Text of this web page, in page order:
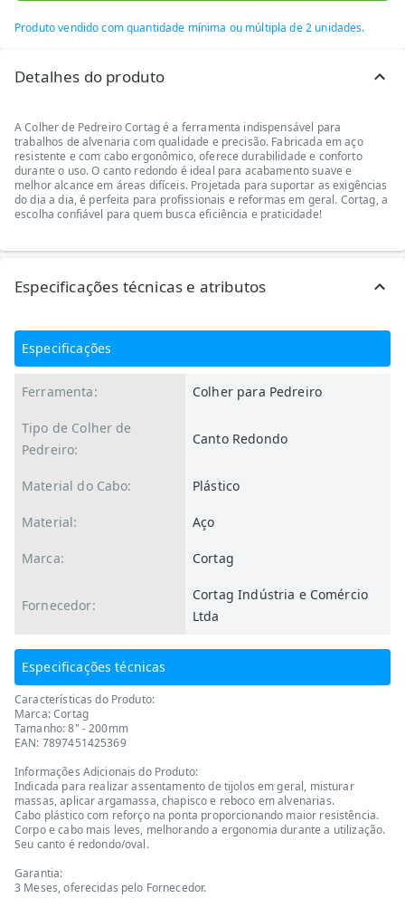
Produto vendido com quantidade mínima ou múltipla de 2 unidades.
Detalhes do produto
A Colher de Pedreiro Cortag é a ferramenta indispensável para
trabalhos de alvenaria com qualidade e precisão. Fabricada em aço
resistente e com cabo ergonômico, oferece durabilidade e conforto
durante o uso. O canto redondo é ideal para acabamento suave e
melhor alcance em áreas difíceis. Projetada para suportar as exigências
do dia a dia, é perfeita para profissionais e reformas em geral. Cortag, a
escolha confiável para quem busca eficiência e praticidade!
Especificações técnicas e atributos
Especificações
Ferramenta: Colher para Pedreiro
Tipo de Colher de
Pedreiro:
Canto Redondo
Material do Cabo: Plástico
Material: Aço
Marca: Cortag
Fornecedor:
Cortag Indústria e Comércio
Ltda
Especificações técnicas
Características do Produto:
Marca: Cortag
Tamanho: 8" - 200mm
EAN: 7897451425369
Informações Adicionais do Produto:
Indicada para realizar assentamento de tijolos em geral, misturar
massas, aplicar argamassa, chapisco e reboco em alvenarias.
Cabo plástico com reforço na ponta proporcionando maior resistência.
Corpo e cabo mais leves, melhorando a ergonomia durante a utilização.
Seu canto é redondo/oval.
Garantia:
3 Meses, oferecidas pelo Fornecedor.